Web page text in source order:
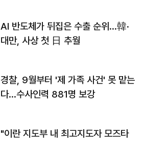
AI 반도체가 뒤집은 수출 순위…韓·
대만, 사상 첫 日 추월
경찰, 9월부터 '제 가족 사건' 못 맡는
다…수사인력 881명 보강
"이란 지도부 내 최고지도자 모즈타